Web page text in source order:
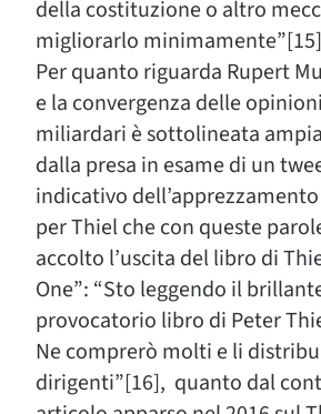
della costituzione o altro
migliorarlo
Per quanto riguarda Rupert
e la convergenza delle
miliardari è sottolineata
dalla presa in esame di un
indicativo
per Thiel che con queste
accolto l’uscita del libro di
One”: “Sto leggendo il
provocatorio libro di Peter
Ne comprerò molti e li
dirigenti”[16], quanto dal